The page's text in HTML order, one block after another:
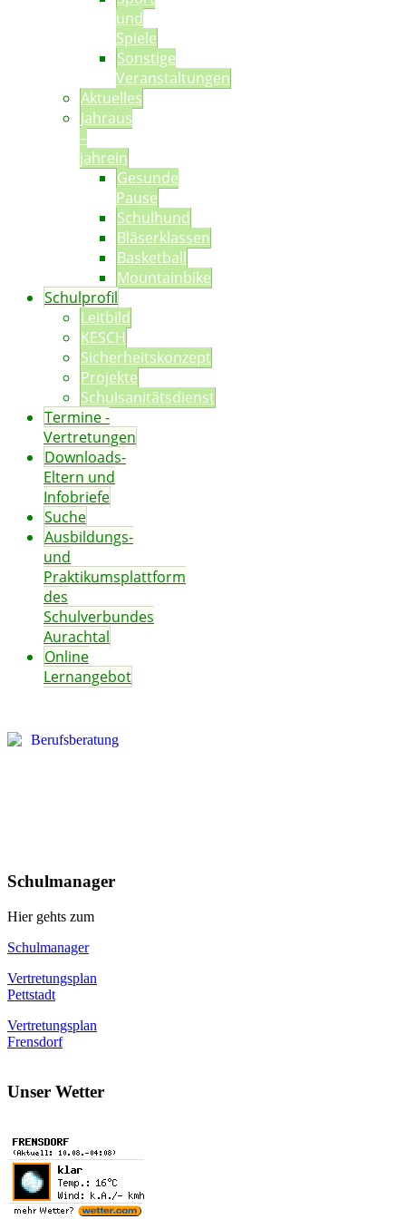
und
Spiele
Sonstige
Veranstaltungen
Aktuelles
Jahraus
–
jahrein
Gesunde
Pause
Schulhund
Bläserklassen
Basketball
Mountainbike
Schulprofil
Leitbild
KESCH
Sicherheitskonzept
Projekte
Schulsanitätsdienst
Termine -
Vertretungen
Downloads-
Eltern und
Infobriefe
Suche
Ausbildungs-
und
Praktikumsplattform
des
Schulverbundes
Aurachtal
Online
Lernangebot
Schulmanager
Hier gehts zum
Schulmanager
Vertretungsplan
Pettstadt
Vertretungsplan
Frensdorf
Unser Wetter